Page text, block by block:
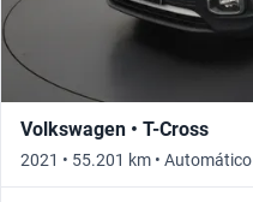
Volkswagen • T-Cross
2021 • 55.201 km • Automático